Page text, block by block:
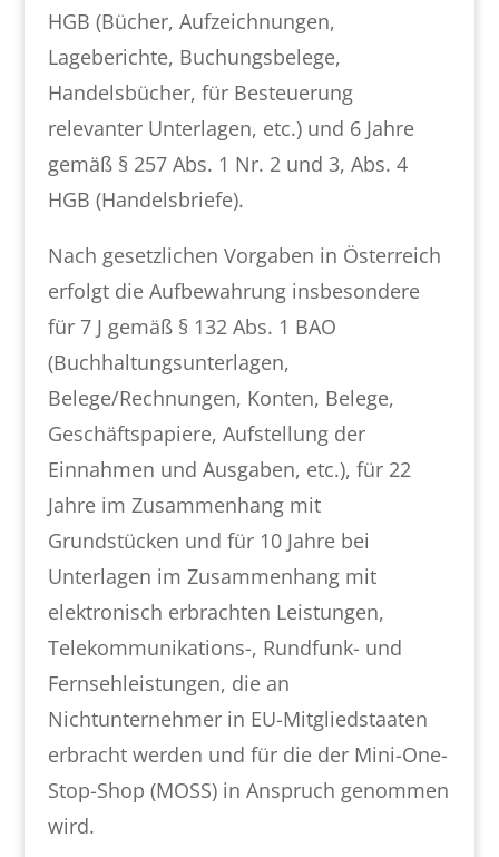
HGB (Bücher, Aufzeichnungen,
Lageberichte, Buchungsbelege,
Handelsbücher, für Besteuerung
relevanter Unterlagen, etc.) und 6 Jahre
gemäß § 257 Abs. 1 Nr. 2 und 3, Abs. 4
HGB (Handelsbriefe).
Nach gesetzlichen Vorgaben in Österreich
erfolgt die Aufbewahrung insbesondere
für 7 J gemäß § 132 Abs. 1 BAO
(Buchhaltungsunterlagen,
Belege/Rechnungen, Konten, Belege,
Geschäftspapiere, Aufstellung der
Einnahmen und Ausgaben, etc.), für 22
Jahre im Zusammenhang mit
Grundstücken und für 10 Jahre bei
Unterlagen im Zusammenhang mit
elektronisch erbrachten Leistungen,
Telekommunikations-, Rundfunk- und
Fernsehleistungen, die an
Nichtunternehmer in EU-Mitgliedstaaten
erbracht werden und für die der Mini-One-
Stop-Shop (MOSS) in Anspruch genommen
wird.